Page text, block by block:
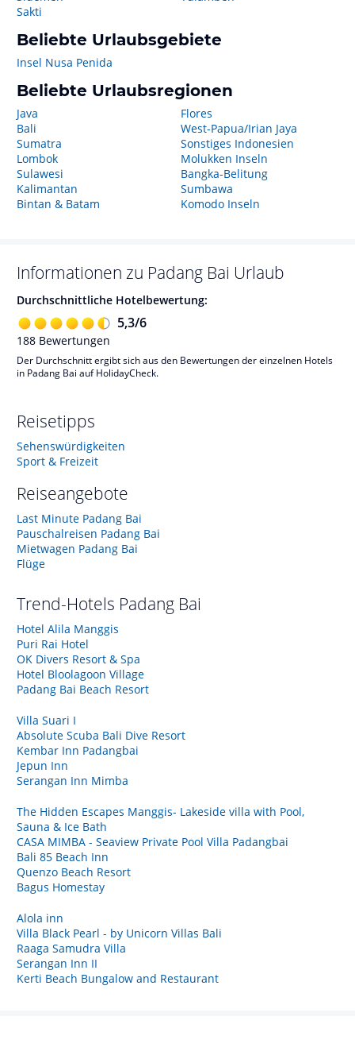
Sakti
Beliebte Urlaubsgebiete
Insel Nusa Penida
Beliebte Urlaubsregionen
Java
Bali
Sumatra
Lombok
Sulawesi
Kalimantan
Bintan & Batam
Flores
West-Papua/Irian Jaya
Sonstiges Indonesien
Molukken Inseln
Bangka-Belitung
Sumbawa
Komodo Inseln
Informationen zu Padang Bai Urlaub
Durchschnittliche Hotelbewertung:
5,3/6
188 Bewertungen
Der Durchschnitt ergibt sich aus den Bewertungen der einzelnen Hotels
in Padang Bai auf HolidayCheck.
Reisetipps
Sehenswürdigkeiten
Sport & Freizeit
Reiseangebote
Last Minute Padang Bai
Pauschalreisen Padang Bai
Mietwagen Padang Bai
Flüge
Trend-Hotels Padang Bai
Hotel Alila Manggis
Puri Rai Hotel
OK Divers Resort & Spa
Hotel Bloolagoon Village
Padang Bai Beach Resort
Villa Suari I
Absolute Scuba Bali Dive Resort
Kembar Inn Padangbai
Jepun Inn
Serangan Inn Mimba
The Hidden Escapes Manggis- Lakeside villa with Pool,
Sauna & Ice Bath
CASA MIMBA - Seaview Private Pool Villa Padangbai
Bali 85 Beach Inn
Quenzo Beach Resort
Bagus Homestay
Alola inn
Villa Black Pearl - by Unicorn Villas Bali
Raaga Samudra Villa
Serangan Inn II
Kerti Beach Bungalow and Restaurant